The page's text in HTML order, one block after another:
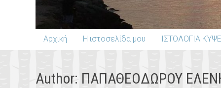
Αρχική Η ιστοσελίδα μου ΙΣΤΟΛΟΓΙΑ
Author: ΠΑΠΑΘΕΟΔΩΡΟΥ